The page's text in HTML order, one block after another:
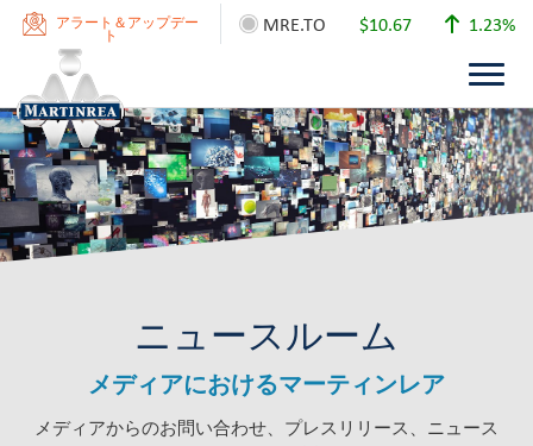
MRE.TO $10.67 1.23%
アラート＆アップデー
ト
ニュースルーム
メディアにおけるマーティンレア
メディアからのお問い合わせ、プレスリリース、ニュース